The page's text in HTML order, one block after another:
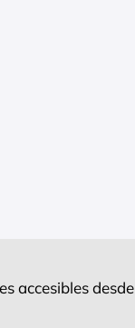
accesibles desde